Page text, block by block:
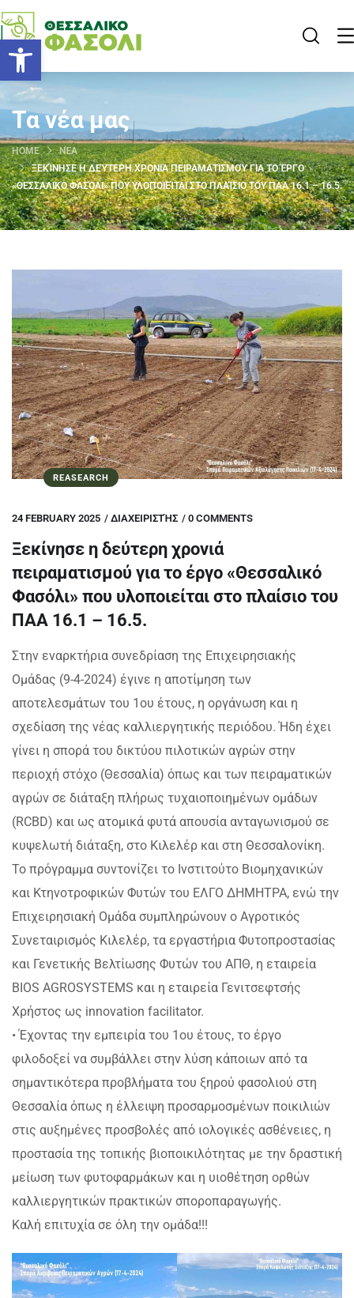
Open toolbar
Τα νέα μας
HOME
ΝΈΑ
ΞΕΚΊΝΗΣΕ Η ΔΕΎΤΕΡΗ ΧΡΟΝΙΆ ΠΕΙΡΑΜΑΤΙΣΜΟΎ ΓΙΑ ΤΟ ΈΡΓΟ
«ΘΕΣΣΑΛΙΚΌ ΦΑΣΌΛΙ» ΠΟΥ ΥΛΟΠΟΙΕΊΤΑΙ ΣΤΟ ΠΛΑΊΣΙΟ ΤΟΥ ΠΑΑ 16.1 – 16.5.
REASEARCH
24 FEBRUARY 2025 / ΔΙΑΧΕΙΡΙΣΤΉΣ / 0 COMMENTS
Ξεκίνησε η δεύτερη χρονιά
πειραματισμού για το έργο «Θεσσαλικό
Φασόλι» που υλοποιείται στο πλαίσιο του
ΠΑΑ 16.1 – 16.5.
Στην εναρκτήρια συνεδρίαση της Επιχειρησιακής
Ομάδας (9-4-2024) έγινε η αποτίμηση των
αποτελεσμάτων του 1ου έτους, η οργάνωση και η
σχεδίαση της νέας καλλιεργητικής περιόδου. Ήδη έχει
γίνει η σπορά του δικτύου πιλοτικών αγρών στην
περιοχή στόχο (Θεσσαλία) όπως και των πειραματικών
αγρών σε διάταξη πλήρως τυχαιοποιημένων ομάδων
(RCBD) και ως ατομικά φυτά απουσία ανταγωνισμού σε
κυψελωτή διάταξη, στο Κιλελέρ και στη Θεσσαλονίκη.
Το πρόγραμμα συντονίζει το Ινστιτούτο Βιομηχανικών
και Κτηνοτροφικών Φυτών του ΕΛΓΟ ΔΗΜΗΤΡΑ, ενώ την
Επιχειρησιακή Ομάδα συμπληρώνουν ο Αγροτικός
Συνεταιρισμός Κιλελέρ, τα εργαστήρια Φυτοπροστασίας
και Γενετικής Βελτίωσης Φυτών του ΑΠΘ, η εταιρεία
BIOS AGROSYSTEMS και η εταιρεία Γενιτσεφτσής
Χρήστος ως innovation facilitator.
• Έχοντας την εμπειρία του 1ου έτους, το έργο
φιλοδοξεί να συμβάλλει στην λύση κάποιων από τα
σημαντικότερα προβλήματα του ξηρού φασολιού στη
Θεσσαλία όπως η έλλειψη προσαρμοσμένων ποικιλιών
στις αυξημένες προσβολές από ιολογικές ασθένειες, η
προστασία της τοπικής βιοποικιλότητας με την δραστική
μείωση των φυτοφαρμάκων και η υιοθέτηση ορθών
καλλιεργητικών πρακτικών σποροπαραγωγής.
Καλή επιτυχία σε όλη την ομάδα!!!